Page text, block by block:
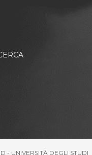
- UNIVERSITÀ DEGLI STUDI